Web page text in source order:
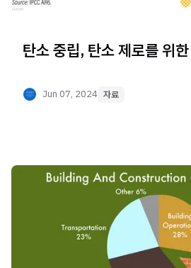
탄소 중립, 탄소 제로를 위
Jun 07, 2024 자료